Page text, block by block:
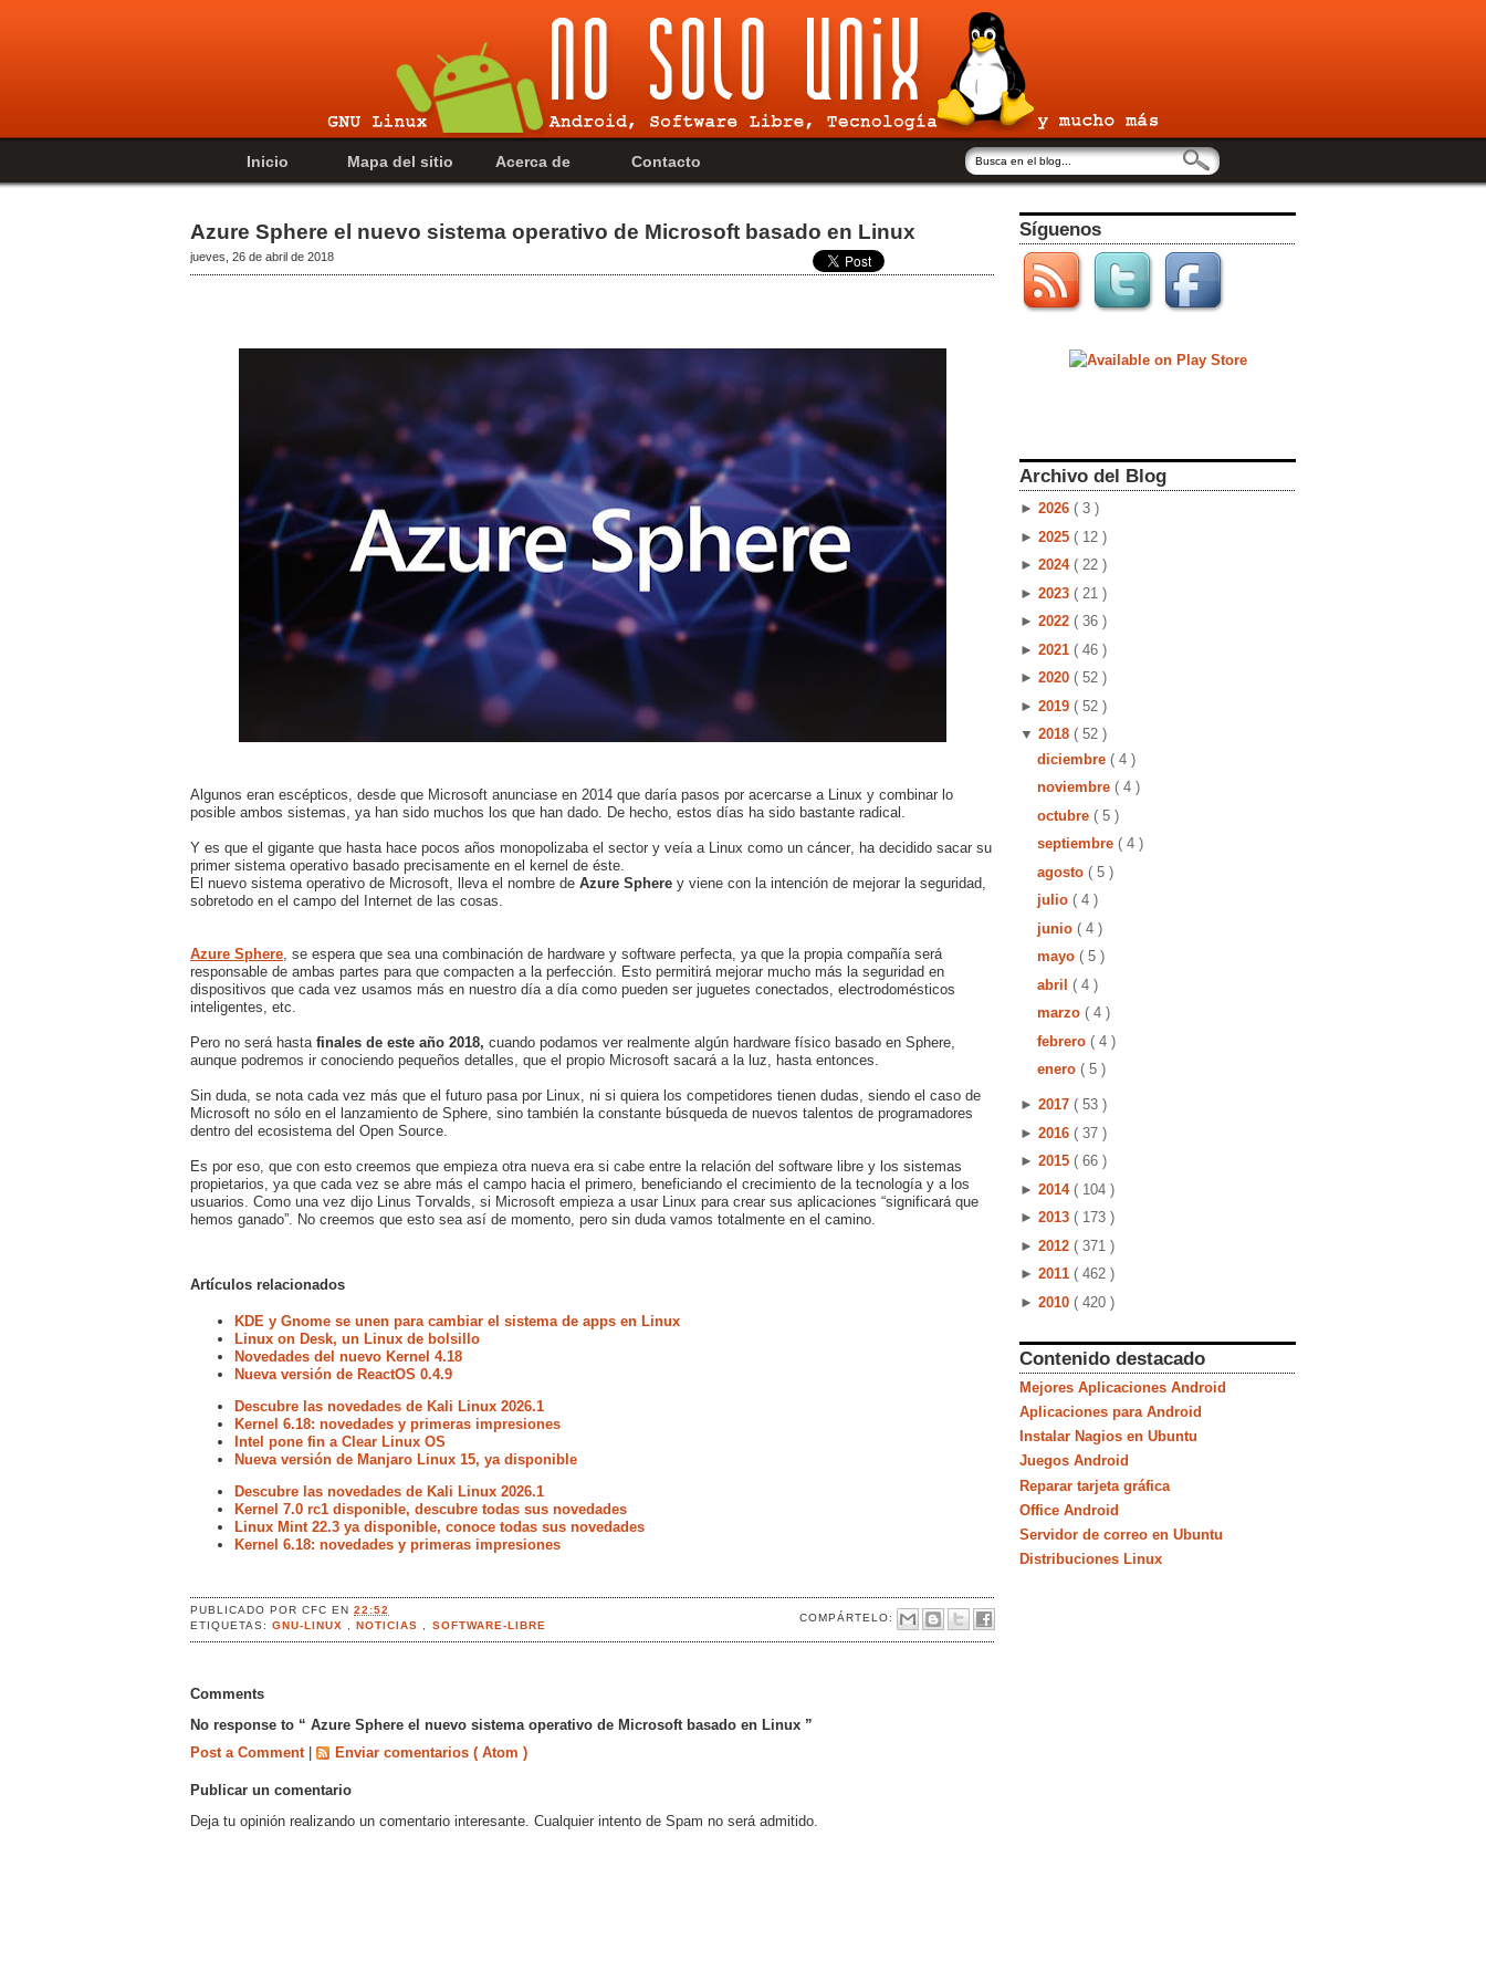
Inicio Mapa del sitio Acerca de Contacto
Azure Sphere el nuevo sistema operativo de Microsoft basado en Linux
jueves, 26 de abril de 2018
Algunos eran escépticos, desde que Microsoft anunciase en 2014 que daría pasos por acercarse a Linux y combinar lo
posible ambos sistemas, ya han sido muchos los que han dado. De hecho, estos días ha sido bastante radical.
Y es que el gigante que hasta hace pocos años monopolizaba el sector y veía a Linux como un cáncer, ha decidido sacar su
primer sistema operativo basado precisamente en el kernel de éste.
El nuevo sistema operativo de Microsoft, lleva el nombre de Azure Sphere y viene con la intención de mejorar la seguridad,
sobretodo en el campo del Internet de las cosas.
Azure Sphere , se espera que sea una combinación de hardware y software perfecta, ya que la propia compañía será
responsable de ambas partes para que compacten a la perfección. Esto permitirá mejorar mucho más la seguridad en
dispositivos que cada vez usamos más en nuestro día a día como pueden ser juguetes conectados, electrodomésticos
inteligentes, etc.
Pero no será hasta finales de este año 2018, cuando podamos ver realmente algún hardware físico basado en Sphere,
aunque podremos ir conociendo pequeños detalles, que el propio Microsoft sacará a la luz, hasta entonces.
Sin duda, se nota cada vez más que el futuro pasa por Linux, ni si quiera los competidores tienen dudas, siendo el caso de
Microsoft no sólo en el lanzamiento de Sphere, sino también la constante búsqueda de nuevos talentos de programadores
dentro del ecosistema del Open Source.
Es por eso, que con esto creemos que empieza otra nueva era si cabe entre la relación del software libre y los sistemas
propietarios, ya que cada vez se abre más el campo hacia el primero, beneficiando el crecimiento de la tecnología y a los
usuarios. Como una vez dijo Linus Torvalds, si Microsoft empieza a usar Linux para crear sus aplicaciones “significará que
hemos ganado”. No creemos que esto sea así de momento, pero sin duda vamos totalmente en el camino.
Artículos relacionados
KDE y Gnome se unen para cambiar el sistema de apps en Linux
Linux on Desk, un Linux de bolsillo
Novedades del nuevo Kernel 4.18
Nueva versión de ReactOS 0.4.9
Descubre las novedades de Kali Linux 2026.1
Kernel 6.18: novedades y primeras impresiones
Intel pone fin a Clear Linux OS
Nueva versión de Manjaro Linux 15, ya disponible
Descubre las novedades de Kali Linux 2026.1
Kernel 7.0 rc1 disponible, descubre todas sus novedades
Linux Mint 22.3 ya disponible, conoce todas sus novedades
Kernel 6.18: novedades y primeras impresiones
PUBLICADO PORCFCEN22:52
COMPÁRTELO:
ETIQUETAS:GNU-LINUX ,NOTICIAS SOFTWARE-LIBRE
Comments
No response to “ Azure Sphere el nuevo sistema operativo de Microsoft basado en Linux ”
Post a Comment
Enviar comentarios ( Atom )
Publicar un comentario
Deja tu opinión realizando un comentario interesante. Cualquier intento de Spam no será admitido.
Síguenos
Archivo del Blog
► 2026 ( 3 )
► 2025 ( 12 )
► 2024 ( 22 )
► 2023 ( 21 )
► 2022 ( 36 )
► 2021 ( 46 )
► 2020 ( 52 )
► 2019 ( 52 )
▼ 2018 ( 52 )
diciembre ( 4 )
noviembre ( 4 )
octubre ( 5 )
septiembre ( 4 )
agosto ( 5 )
julio ( 4 )
junio ( 4 )
mayo ( 5 )
abril ( 4 )
marzo ( 4 )
febrero ( 4 )
enero ( 5 )
► 2017 ( 53 )
► 2016 ( 37 )
► 2015 ( 66 )
► 2014 ( 104 )
► 2013 ( 173 )
► 2012 ( 371 )
► 2011 ( 462 )
► 2010 ( 420 )
Contenido destacado
Mejores Aplicaciones Android
Aplicaciones para Android
Instalar Nagios en Ubuntu
Juegos Android
Reparar tarjeta gráfica
Office Android
Servidor de correo en Ubuntu
Distribuciones Linux